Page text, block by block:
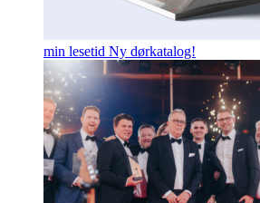
min lesetid Ny dørkatalog!